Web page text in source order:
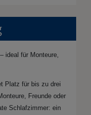
ideal für Monteure,
Platz für bis zu drei
Freunde oder
Schlafzimmer: ein